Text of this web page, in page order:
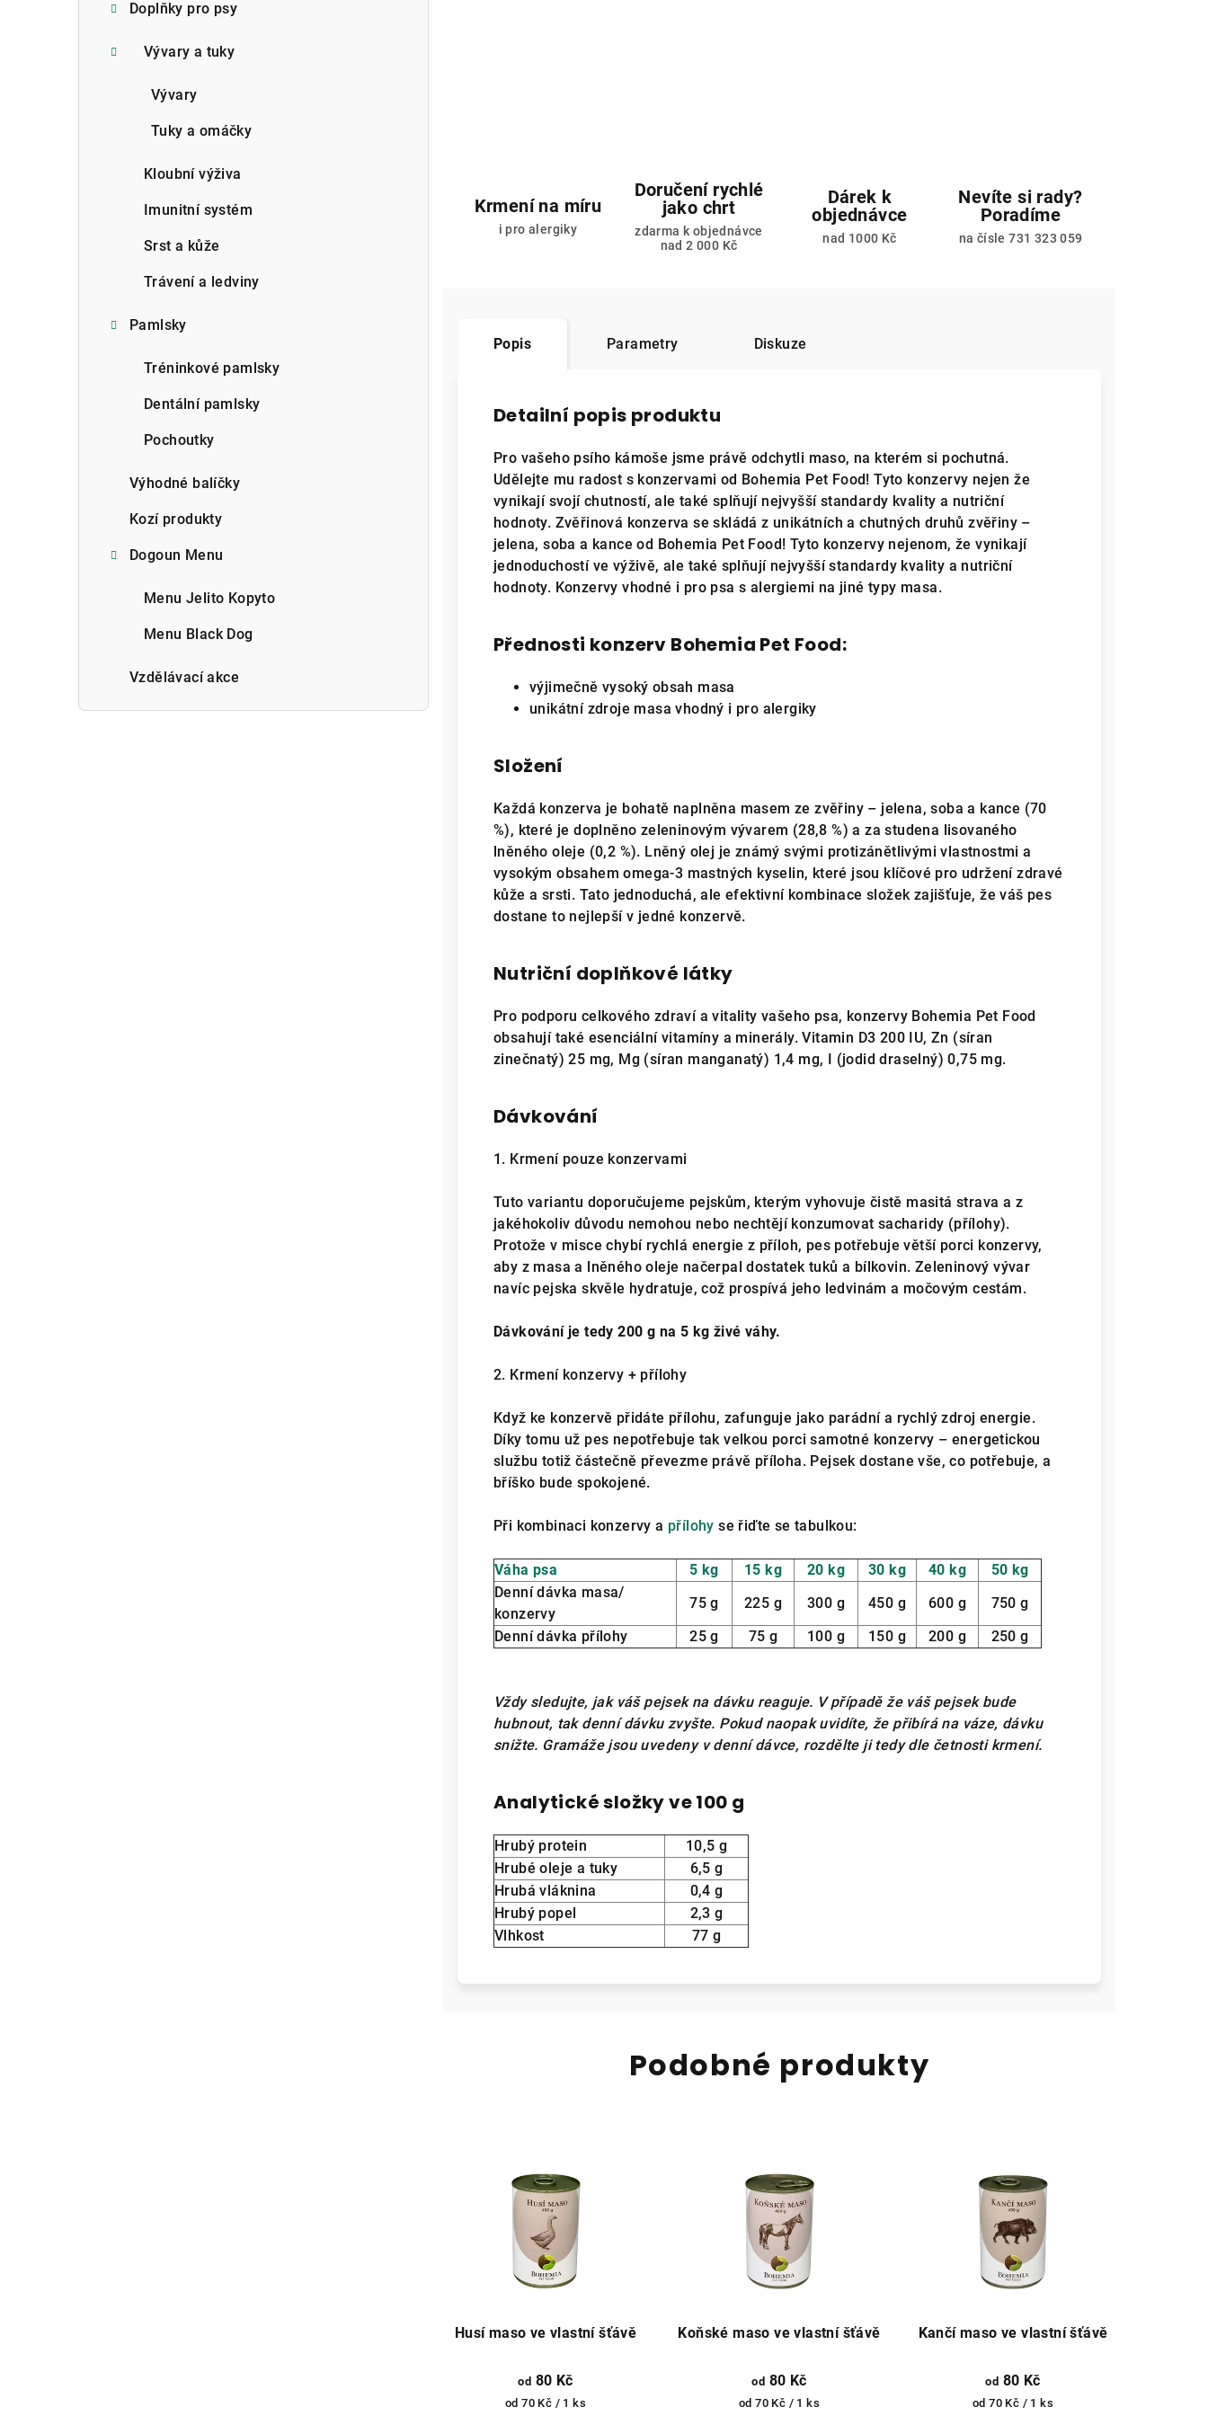
Doplňky pro psy
Vývary a tuky
Vývary
Tuky a omáčky
Kloubní výživa
Imunitní systém
Srst a kůže
Trávení a ledviny
Pamlsky
Tréninkové pamlsky
Dentální pamlsky
Pochoutky
Výhodné balíčky
Kozí produkty
Dogoun Menu
Menu Jelito Kopyto
Menu Black Dog
Vzdělávací akce
Krmení na míru
i pro alergiky
Doručení rychlé
jako chrt
zdarma k objednávce
nad 2 000 Kč
Dárek k
objednávce
nad 1000 Kč
Nevíte si rady?
Poradíme
na čísle 731 323 059
Popis Parametry Diskuze
Detailní popis produktu
Pro vašeho psího kámoše jsme právě odchytli maso, na kterém si pochutná.
Udělejte mu radost s konzervami od Bohemia Pet Food! Tyto konzervy nejen že
vynikají svojí chutností, ale také splňují nejvyšší standardy kvality a nutriční
hodnoty. Zvěřinová konzerva se skládá z unikátních a chutných druhů zvěřiny –
jelena, soba a kance od Bohemia Pet Food! Tyto konzervy nejenom, že vynikají
jednoduchostí ve výživě, ale také splňují nejvyšší standardy kvality a nutriční
hodnoty. Konzervy vhodné i pro psa s alergiemi na jiné typy masa.
Přednosti konzerv Bohemia Pet Food:
výjimečně vysoký obsah masa
unikátní zdroje masa vhodný i pro alergiky
Složení
Každá konzerva je bohatě naplněna masem ze zvěřiny – jelena, soba a kance (70
%), které je doplněno zeleninovým vývarem (28,8 %) a za studena lisovaného
lněného oleje (0,2 %). Lněný olej je známý svými protizánětlivými vlastnostmi a
vysokým obsahem omega-3 mastných kyselin, které jsou klíčové pro udržení zdravé
kůže a srsti. Tato jednoduchá, ale efektivní kombinace složek zajišťuje, že váš pes
dostane to nejlepší v jedné konzervě.
Nutriční doplňkové látky
Pro podporu celkového zdraví a vitality vašeho psa, konzervy Bohemia Pet Food
obsahují také esenciální vitamíny a minerály. Vitamin D3 200 IU, Zn (síran
zinečnatý) 25 mg, Mg (síran manganatý) 1,4 mg, I (jodid draselný) 0,75 mg.
Dávkování
1. Krmení pouze konzervami
Tuto variantu doporučujeme pejskům, kterým vyhovuje čistě masitá strava a z
jakéhokoliv důvodu nemohou nebo nechtějí konzumovat sacharidy (přílohy).
Protože v misce chybí rychlá energie z příloh, pes potřebuje větší porci konzervy,
aby z masa a lněného oleje načerpal dostatek tuků a bílkovin. Zeleninový vývar
navíc pejska skvěle hydratuje, což prospívá jeho ledvinám a močovým cestám.
Dávkování je tedy 200 g na 5 kg živé váhy.
2. Krmení konzervy + přílohy
Když ke konzervě přidáte přílohu, zafunguje jako parádní a rychlý zdroj energie.
Díky tomu už pes nepotřebuje tak velkou porci samotné konzervy – energetickou
službu totiž částečně převezme právě příloha. Pejsek dostane vše, co potřebuje, a
bříško bude spokojené.
Při kombinaci konzervy a přílohy se řiďte se tabulkou:
Váha psa 5 kg 15 kg 20 kg 30 kg 40 kg
50 kg
Denní dávka masa/
konzervy
75 g 225 g 300 g 450 g 600 g
750 g
Denní dávka přílohy
25 g 75 g 100 g 150 g 200 g 250 g
Vždy sledujte, jak váš pejsek na dávku reaguje. V případě že váš pejsek bude
hubnout, tak denní dávku zvyšte. Pokud naopak uvidíte, že přibírá na váze, dávku
snižte. Gramáže jsou uvedeny v denní dávce, rozdělte ji tedy dle četnosti krmení.
Analytické složky ve 100 g
Hrubý protein
10,5 g
Hrubé oleje a tuky
6,5 g
Hrubá vláknina
0,4 g
Hrubý popel
2,3 g
Vlhkost
77 g
Podobné produkty
Husí maso ve vlastní šťávě
od 80 Kč
Měrná
od 70 Kč / 1 ks
Koňské maso ve vlastní šťávě
od 80 Kč
Měrná
od 70 Kč / 1 ks
Kančí maso ve vlastní šťávě
od 80 Kč
Měrná
od 70 Kč / 1 ks